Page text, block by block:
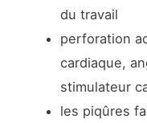
du travail
perforation
cardiaque,
stimulateur
les piqûres